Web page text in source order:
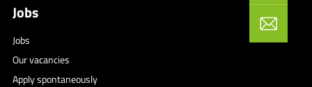
Jobs
Jobs
Our vacancies
Apply spontaneously